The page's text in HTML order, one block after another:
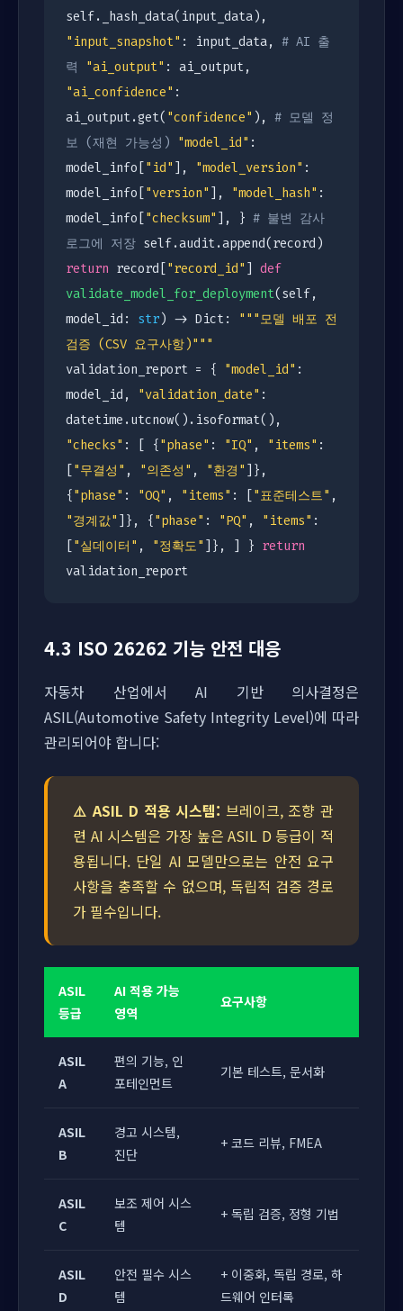
self._hash_data(input_data),
"input_snapshot" : input_data, # AI 출
력
"ai_output" : ai_output,
"ai_confidence" :
ai_output.get( "confidence" ), # 모델 정
보 (재현 가능성) "model_id" :
model_info["id" ], "model_version" :
model_info["version" ], "model_hash" :
model_info["checksum" ], } # 불변 감사
로그에 저장 self.audit.append(record)
return record["record_id" ] def
validate_model_for_deployment(self,
model_id: str) -> Dict:
"""모델 배포 전
검증 (CSV 요구사항)"""
validation_report = { "model_id" :
model_id,
"validation_date" :
datetime.utcnow().isoformat(),
"checks" : [ {"phase" : "IQ" , "items" :
["무결성" , "의존성" , "환경" ]},
{"phase" : "OQ" , "items" : ["표준테스트" ,
"경계값" ]}, {"phase" : "PQ" , "items" :
["실데이터" , "정확도" ]}, ] } return
validation_report
4.3 ISO 26262 기능 안전 대응
자동차 산업에서 AI 기반 의사결정은
ASIL(Automotive Safety Integrity Level)에 따라
관리되어야 합니다:
⚠️ ASIL D 적용 시스템: 브레이크, 조향 관
련 AI 시스템은 가장 높은 ASIL D 등급이 적
용됩니다. 단일 AI 모델만으로는 안전 요구
사항을 충족할 수 없으며, 독립적 검증 경로
가 필수입니다.
ASIL
등급
AI 적용 가능
영역
요구사항
ASIL
A
편의 기능, 인
포테인먼트
기본 테스트, 문서화
ASIL
B
경고 시스템,
진단
+ 코드 리뷰, FMEA
ASIL
C
보조 제어 시스
템
+ 독립 검증, 정형 기법
ASIL
D
안전 필수 시스
템
+ 이중화, 독립 경로, 하
드웨어 인터록